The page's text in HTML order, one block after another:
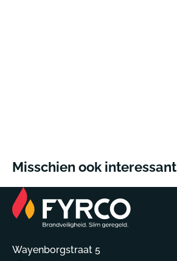
Misschien ook interessant
Wayenborgstraat 5